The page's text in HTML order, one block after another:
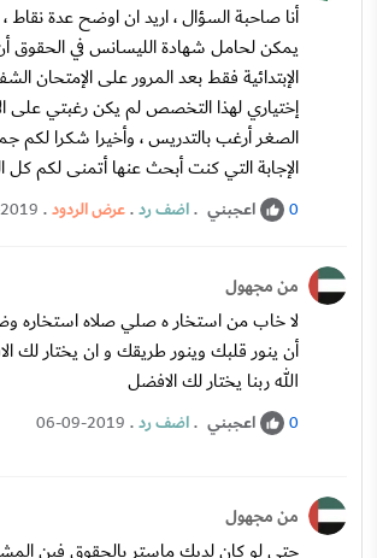
أنا صاحبة السؤال ، اريد ان اوضح عدة نقاط
يمكن لحامل شهادة الليسانس في الحقوق
الإبتدائية فقط بعد المرور على الإمتحان
إختياري لهذا التخصص لم يكن رغبتي على
الصغر أرغب بالتدريس ، وأخيرا شكرا لكم
الإجابة التي كنت أبحث عنها أتمنى لكم كل
0 اعجبني .اضف رد.عرض الردود.
من مجهول
لا خاب من استخار ه صلي صلاه استخاره
أن ينور قلبك وينور طريقك و ان يختار لك
الله ربنا يختار لك الافضل
0 اعجبني .اضف رد.
06-09-2019
من مجهول
حتى لو كان لديك ماستر بالحقوق فين